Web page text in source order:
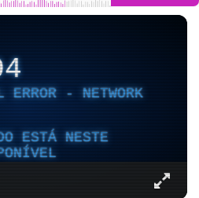
- NETWORK
ESTÁ NESTE